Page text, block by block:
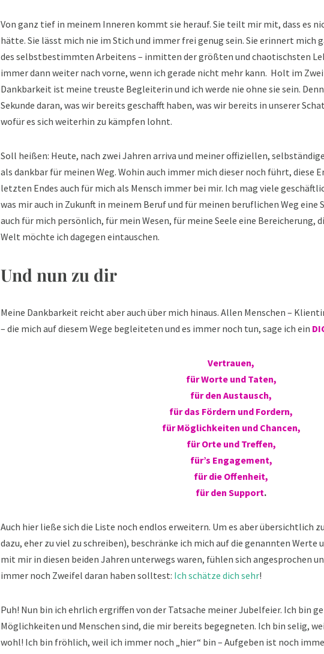
Von ganz tief in meinem Inneren kommt sie herauf. Sie teilt mir mit, dass es
hätte. Sie lässt mich nie im Stich und immer frei genug sein. Sie erinnert mich
des selbstbestimmten Arbeitens – inmitten der größten und chaotischsten
immer dann weiter nach vorne, wenn ich gerade nicht mehr kann. Holt im
Dankbarkeit ist meine treuste Begleiterin und ich werde nie ohne sie sein.
Sekunde daran, was wir bereits geschafft haben, was wir bereits in unserer
wofür es sich weiterhin zu kämpfen lohnt.
Soll heißen: Heute, nach zwei Jahren arriva und meiner offiziellen,
als dankbar für meinen Weg. Wohin auch immer mich dieser noch führt, diese
letzten Endes auch für mich als Mensch immer bei mir. Ich mag viele
was mir auch in Zukunft in meinem Beruf und für meinen beruflichen Weg eine
auch für mich persönlich, für mein Wesen, für meine Seele eine Bereicherung,
Welt möchte ich dagegen eintauschen.
Und nun zu dir
Meine Dankbarkeit reicht aber auch über mich hinaus. Allen Menschen –
– die mich auf diesem Wege begleiteten und es immer noch tun, sage ich ein
Vertrauen,
für Worte und Taten,
für den Austausch,
für das Fördern und Fordern,
für Möglichkeiten und Chancen,
für Orte und Treffen,
für’s Engagement,
für die Offenheit,
für den Support.
Auch hier ließe sich die Liste noch endlos erweitern. Um es aber übersichtlich
dazu, eher zu viel zu schreiben), beschränke ich mich auf die genannten Werte
mit mir in diesen beiden Jahren unterwegs waren, fühlen sich angesprochen
immer noch Zweifel daran haben solltest: Ich schätze dich sehr!
Puh! Nun bin ich ehrlich ergriffen von der Tatsache meiner Jubelfeier. Ich bin
Möglichkeiten und Menschen sind, die mir bereits begegneten. Ich bin selig,
wohl! Ich bin fröhlich, weil ich immer noch „hier“ bin – Aufgeben ist noch